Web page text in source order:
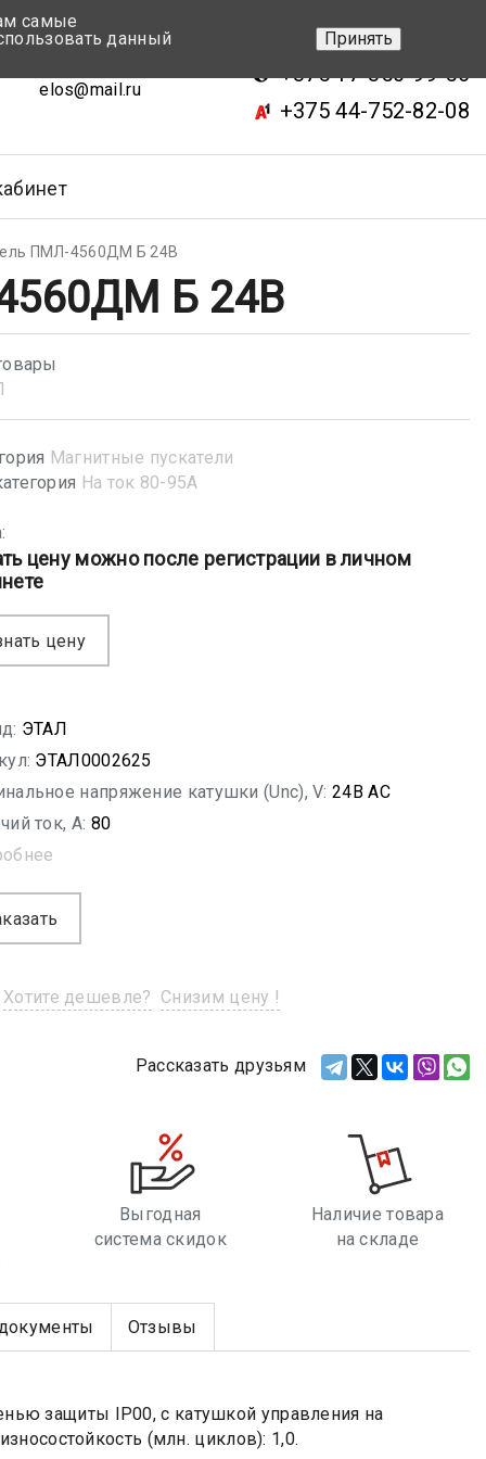
elos@mail.ru
+375 17-343-46-70
+375 17-350-99-56
+375 44-752-82-08
ПМЛ-4560ДМ Б 24В
Б 24В
Магнитные пускатели
На ток 80-95А
цену можно после регистрации в личном
цену
ЭТАЛ
ЭТАЛ0002625
напряжение катушки (Unc), V: 24В АС
ток, A: 80
Хотите дешевле? Снизим цену !
Рассказать друзьям
Выгодная
система скидок
Наличие товара
на складе
Отзывы
защиты IP00, с катушкой управления на
(млн. циклов): 1,0.
самые
данный
Принять